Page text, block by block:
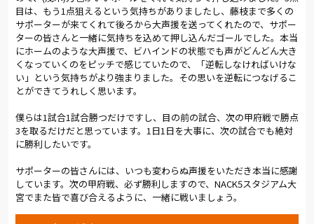
目は、もう1点狙えるという気持ちがありましたし、藤枝まで多くの
サポーターが来てくれて後ろから大声援を送ってくれたので、サポー
ターの皆さんと一緒に気持ちを込めて押し込んだゴールでした。本当
にホームのような大声援で、ビハインドの状態でも声がどんどん大き
くなっていくのをピッチで感じていたので、「逆転しなければいけな
い」という気持ちがより強まりました。その思いを逆転につなげるこ
とができてうれしく思います。
僕らは1試合1試合勝つだけですし、目の前の試合、次の甲府戦で勝点
3を取るだけだと思っています。1日1日を大事に、次の試合でも絶対
に勝利したいです。
サポーターの皆さんには、いつも変わらぬ声援をいただき本当に感謝
しています。次の甲府戦、必ず勝利しますので、NACK5スタジアム大
宮でまた皆で喜び合えるように、一緒に戦いましょう。